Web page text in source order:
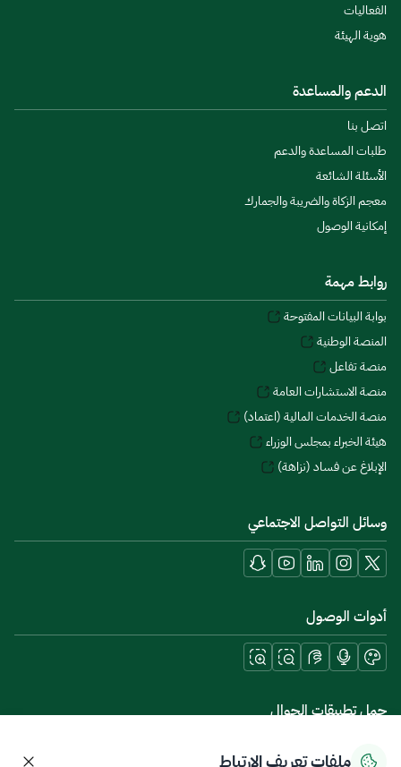
الفعاليات
هوية الهيئة
الدعم والمساعدة
اتصل بنا
طلبات المساعدة والدعم
الأسئلة الشائعة
معجم الزكاة والضريبة والجمارك
إمكانية الوصول
روابط مهمة
بوابة البيانات المفتوحة
المنصة الوطنية
منصة تفاعل
منصة الاستشارات العامة
منصة الخدمات المالية (اعتماد)
هيئة الخبراء بمجلس الوزراء
الإبلاغ عن فساد (نزاهة)
وسائل التواصل الاجتماعي
أدوات الوصول
حمل تطبيقات الجوال
ملفات تعريف الارتباط